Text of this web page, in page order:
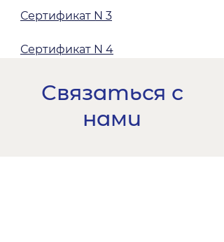
Сертификат N 3
Сертификат N 4
Связаться с
нами